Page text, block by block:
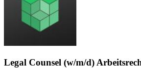
Legal Counsel (w/m/d)